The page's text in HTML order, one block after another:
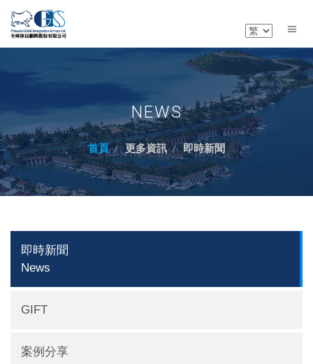
NEWS
首頁 更多資訊 即時新聞
即時新聞
News
GIFT
案例分享